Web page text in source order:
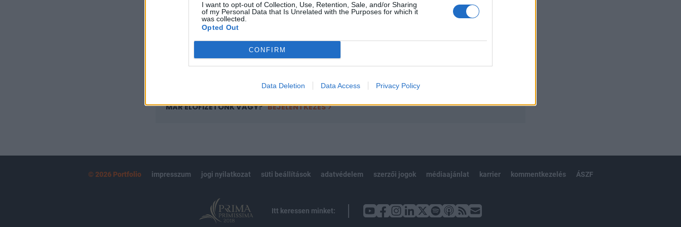
I want to opt-out of Collection, Use, Retention, Sale, and/or Sharing
of my Personal Data that Is Unrelated with the Purposes for which it
was collected.
Opted Out
CONFIRM
Data Deletion Data Access Privacy Policy
Az előfizetés a következőket tartalmazza:
Portfolio.hu teljes cikkarchívum
Kötéslisták: BÉT elmúlt 2 év napon belüli
kötéslistái
MÁR ELŐFIZETŐNK VAGY? BEJELENTKEZÉS
© 2026 Portfolio impresszum jogi nyilatkozat süti beállítások adatvédelem szerzői jogok médiaajánlat karrier kommentkezelés ÁSZF
Itt keressen minket: